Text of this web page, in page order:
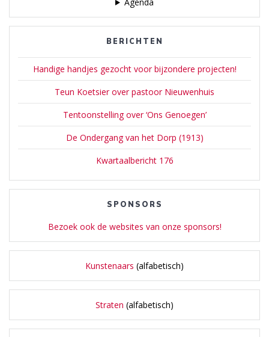
BERICHTEN
Handige handjes gezocht voor bijzondere projecten!
Teun Koetsier over pastoor Nieuwenhuis
Tentoonstelling over ‘Ons Genoegen’
De Ondergang van het Dorp (1913)
Kwartaalbericht 176
SPONSORS
Bezoek ook de websites van onze sponsors!
Kunstenaars (alfabetisch)
Straten (alfabetisch)